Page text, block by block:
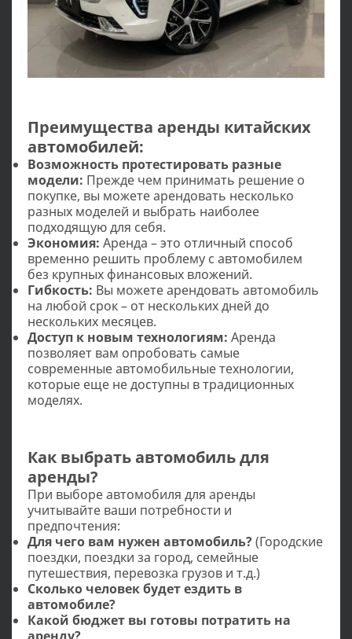
Преимущества аренды китайских
автомобилей:
Возможность протестировать разные
модели: Прежде чем принимать решение о
покупке, вы можете арендовать несколько
разных моделей и выбрать наиболее
подходящую для себя.
Экономия: Аренда – это отличный способ
временно решить проблему с автомобилем
без крупных финансовых вложений.
Гибкость: Вы можете арендовать автомобиль
на любой срок – от нескольких дней до
нескольких месяцев.
Доступ к новым технологиям: Аренда
позволяет вам опробовать самые
современные автомобильные технологии,
которые еще не доступны в традиционных
моделях.
Как выбрать автомобиль для
аренды?
При выборе автомобиля для аренды
учитывайте ваши потребности и
предпочтения:
Для чего вам нужен автомобиль?(Городские
поездки, поездки за город, семейные
путешествия, перевозка грузов и т.д.)
Сколько человек будет ездить в
автомобиле?
Какой бюджет вы готовы потратить на